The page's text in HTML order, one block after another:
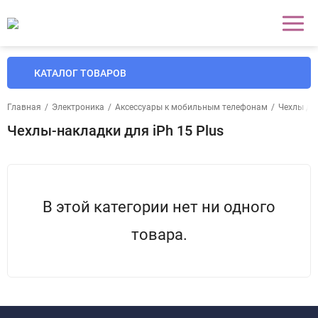
КАТАЛОГ ТОВАРОВ
Главная / Электроника / Аксессуары к мобильным телефонам / Чехлы
Чехлы-накладки для iPh 15 Plus
В этой категории нет ни одного
товара.